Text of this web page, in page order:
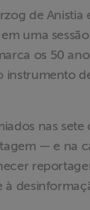
de
uma
os 50
nas
— e na